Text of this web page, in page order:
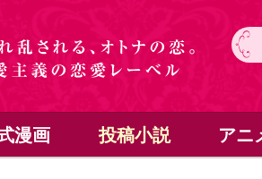
漫画 投稿小説 アニ